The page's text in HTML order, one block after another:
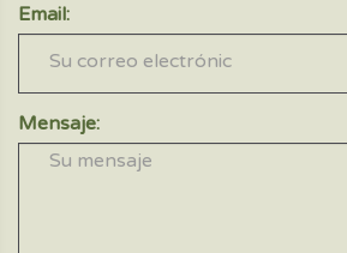
Email:
Mensaje: